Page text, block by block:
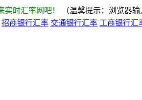
实时汇率网吧！
（温馨提示：浏览器
招商银行汇率 交通银行汇率 工商银行汇